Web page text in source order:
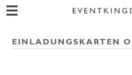
EINLADUNGSKARTEN